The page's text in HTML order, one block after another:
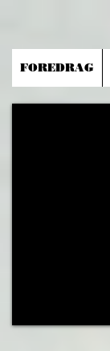
FOREDRAG